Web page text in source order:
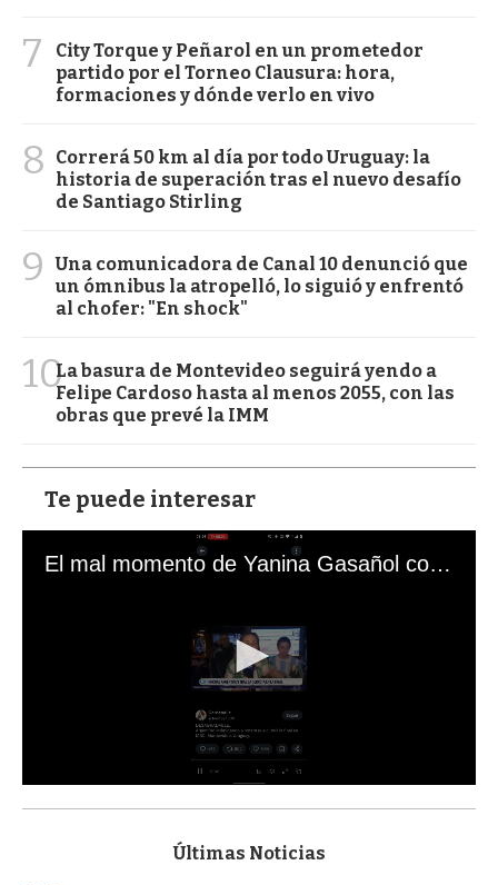
7
City Torque y Peñarol en un prometedor
partido por el Torneo Clausura: hora,
formaciones y dónde verlo en vivo
8
Correrá 50 km al día por todo Uruguay: la
historia de superación tras el nuevo desafío
de Santiago Stirling
9
Una comunicadora de Canal 10 denunció que
un ómnibus la atropelló, lo siguió y enfrentó
al chofer: "En shock"
10La basura de Montevideo seguirá yendo a
Felipe Cardoso hasta al menos 2055, con las
obras que prevé la IMM
Te puede interesar
El mal momento de Yanina Gasañol con un hincha argentino en "Subrayado"
s
Últimas Noticias